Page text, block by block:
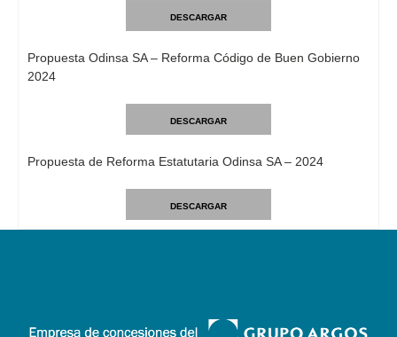
DESCARGAR
Propuesta Odinsa SA – Reforma Código de Buen Gobierno
2024
DESCARGAR
Propuesta de Reforma Estatutaria Odinsa SA – 2024
DESCARGAR